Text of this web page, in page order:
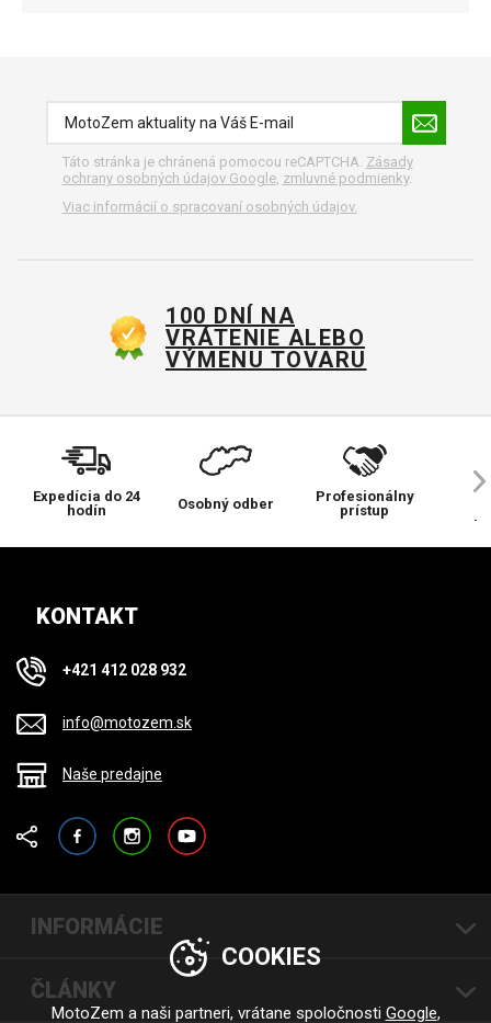
Táto stránka je chránená pomocou reCAPTCHA. Zásady
ochrany osobných údajov Google, zmluvné podmienky.
Viac informácií o spracovaní osobných údajov.
100 DNÍ NA
VRÁTENIE ALEBO
VÝMENU TOVARU
Expedícia do 24
hodín
Osobný odber
Profesionálny
prístup
KONTAKT
+421 412 028 932
info@motozem.sk
Naše predajne
FacebookInstagramYouTube
INFORMÁCIE
ČLÁNKY
COOKIES
MotoZem a naši partneri, vrátane spoločnosti Google,